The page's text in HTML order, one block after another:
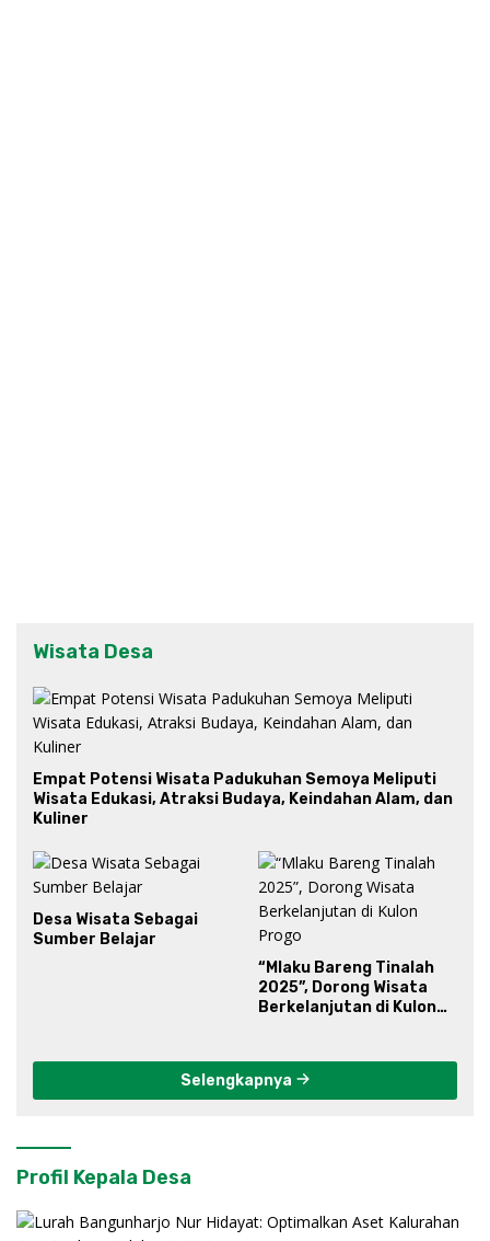
Wisata Desa
Empat Potensi Wisata Padukuhan Semoya Meliputi
Wisata Edukasi, Atraksi Budaya, Keindahan Alam, dan
Kuliner
Desa Wisata Sebagai
Sumber Belajar
“Mlaku Bareng Tinalah
2025”, Dorong Wisata
Berkelanjutan di Kulon
Selengkapnya
Profil Kepala Desa